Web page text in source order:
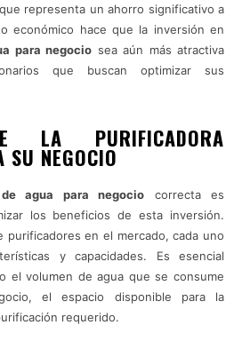
representa un ahorro significativo a
económico hace que la inversión en
para negocio sea aún más atractiva
que buscan optimizar sus
LA PURIFICADORA
SU NEGOCIO
agua para negocio correcta es
los beneficios de esta inversión.
purificadores en el mercado, cada uno
y capacidades. Es esencial
el volumen de agua que se consume
el espacio disponible para la
requerido.